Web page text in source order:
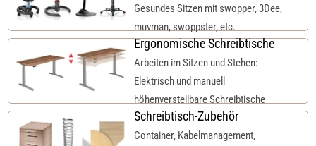
Gesundes Sitzen mit swopper, 3Dee,
muvman, swoppster, etc.
Ergonomische Schreibtische
Arbeiten im Sitzen und Stehen:
Elektrisch und manuell
höhenverstellbare Schreibtische
Schreibtisch-Zubehör
Container, Kabelmanagement,